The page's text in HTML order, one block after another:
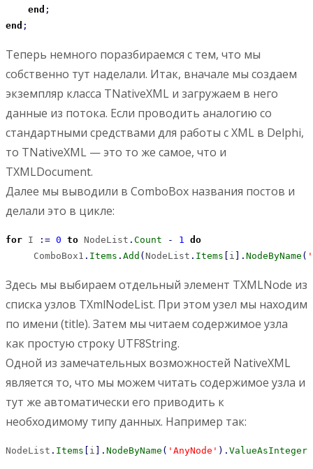
end ;
end ;
Теперь немного поразбираемся с тем, что мы
собственно тут наделали. Итак, вначале мы создаем
экземпляр класса TNativeXML и загружаем в него
данные из потока. Если проводить аналогию со
стандартными средствами для работы с XML в Delphi,
то TNativeXML — это то же самое, что и
TXMLDocument.
Далее мы выводили в ComboBox названия постов и
делали это в цикле:
for I : = 0 to NodeList . Count - 1
do
     ComboBox1
. Items . Add ( NodeList . Items [ i ] . NodeByName (
Здесь мы выбираем отдельный элемент TXMLNode из
списка узлов TXmlNodeList. При этом узел мы находим
по имени (title). Затем мы читаем содержимое узла
как простую строку UTF8String.
Одной из замечательных возможностей NativeXML
является то, что мы можем читать содержимое узла и
тут же автоматически его приводить к
необходимому типу данных. Например так:
NodeList . Items [ i ] . NodeByName ( 'AnyNode' ) . ValueAsInteger